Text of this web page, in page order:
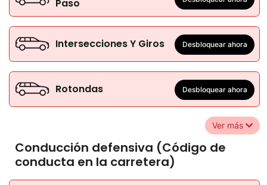
Paso
Intersecciones Y Giros Desbloquear ahora
Rotondas Desbloquear ahora
Ver más
Conducción defensiva (Código de
conducta en la carretera)